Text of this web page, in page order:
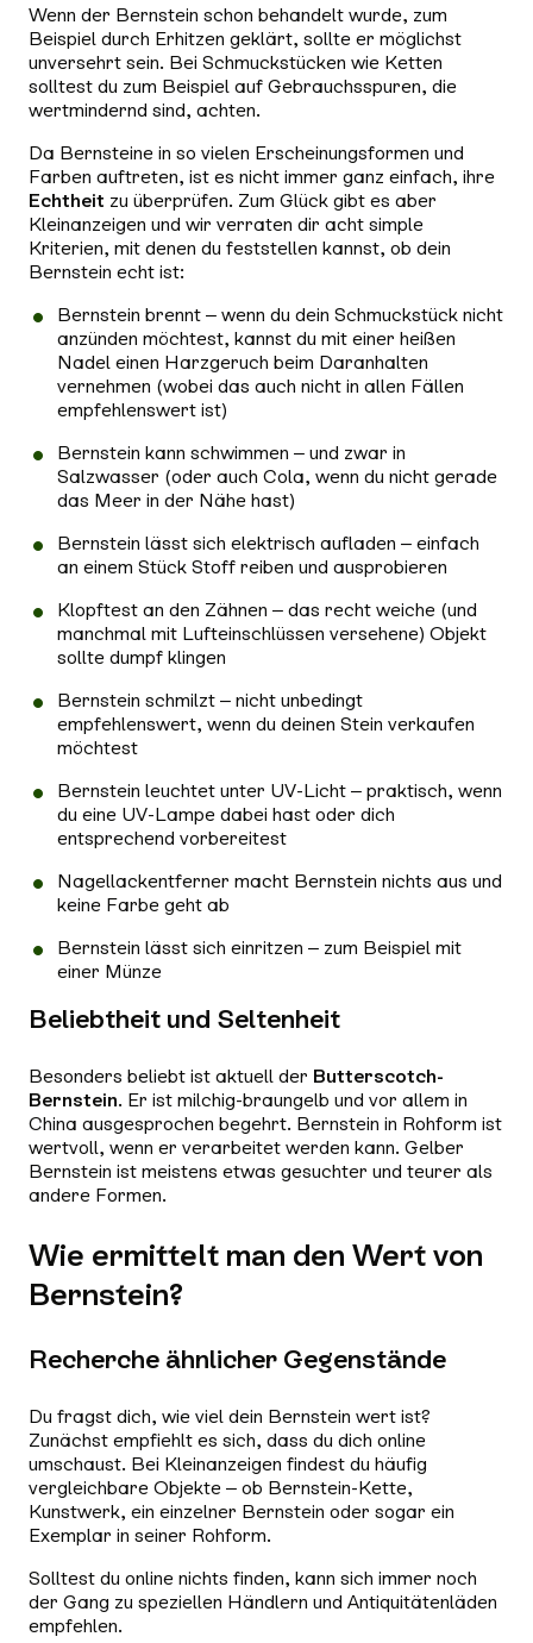
Wenn der Bernstein schon behandelt wurde, zum
Beispiel durch Erhitzen geklärt, sollte er möglichst
unversehrt sein. Bei Schmuckstücken wie Ketten
solltest du zum Beispiel auf Gebrauchsspuren, die
wertmindernd sind, achten.
Da Bernsteine in so vielen Erscheinungsformen und
Farben auftreten, ist es nicht immer ganz einfach, ihre
Echtheit zu überprüfen. Zum Glück gibt es aber
Kleinanzeigen und wir verraten dir acht simple
Kriterien, mit denen du feststellen kannst, ob dein
Bernstein echt ist:
Bernstein brennt – wenn du dein Schmuckstück nicht
anzünden möchtest, kannst du mit einer heißen
Nadel einen Harzgeruch beim Daranhalten
vernehmen (wobei das auch nicht in allen Fällen
empfehlenswert ist)
Bernstein kann schwimmen – und zwar in
Salzwasser (oder auch Cola, wenn du nicht gerade
das Meer in der Nähe hast)
Bernstein lässt sich elektrisch aufladen – einfach
an einem Stück Stoff reiben und ausprobieren
Klopftest an den Zähnen – das recht weiche (und
manchmal mit Lufteinschlüssen versehene) Objekt
sollte dumpf klingen
Bernstein schmilzt – nicht unbedingt
empfehlenswert, wenn du deinen Stein verkaufen
möchtest
Bernstein leuchtet unter UV-Licht – praktisch, wenn
du eine UV-Lampe dabei hast oder dich
entsprechend vorbereitest
Nagellackentferner macht Bernstein nichts aus und
keine Farbe geht ab
Bernstein lässt sich einritzen – zum Beispiel mit
einer Münze
Beliebtheit und Seltenheit
Besonders beliebt ist aktuell der Butterscotch-
Bernstein. Er ist milchig-braungelb und vor allem in
China ausgesprochen begehrt. Bernstein in Rohform ist
wertvoll, wenn er verarbeitet werden kann. Gelber
Bernstein ist meistens etwas gesuchter und teurer als
andere Formen.
Wie ermittelt man den Wert von
Bernstein?
Recherche ähnlicher Gegenstände
Du fragst dich, wie viel dein Bernstein wert ist?
Zunächst empfiehlt es sich, dass du dich online
umschaust. Bei Kleinanzeigen findest du häufig
vergleichbare Objekte – ob Bernstein-Kette,
Kunstwerk, ein einzelner Bernstein oder sogar ein
Exemplar in seiner Rohform.
Solltest du online nichts finden, kann sich immer noch
der Gang zu speziellen Händlern und Antiquitätenläden
empfehlen.